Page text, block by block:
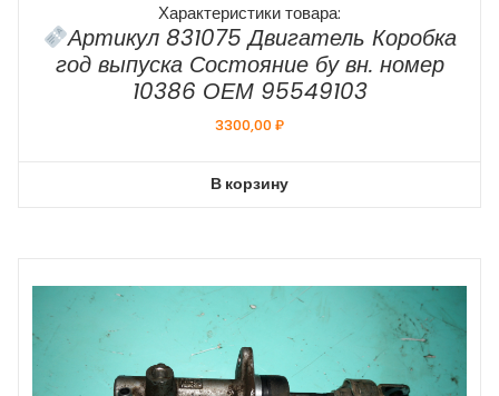
Характеристики товара:
Артикул 831075 Двигатель Коробка
год выпуска Состояние бу вн. номер
10386 ОЕМ 95549103
3300,00₽
В корзину